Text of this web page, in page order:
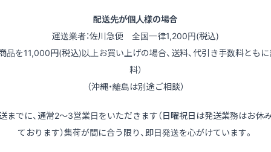
配送先が個人様の場合
運送業者：佐川急便 全国一律1,200円(税込)
品を11,000円(税込)以上お買い上げの場合、送料、代引き手数料とも
料）
（沖縄・離島は別途ご相談）
までに、通常2～3営業日をいただきます（日曜祝日は発送業務はお休
ております）集荷が間に合う限り、即日発送を心がけています。